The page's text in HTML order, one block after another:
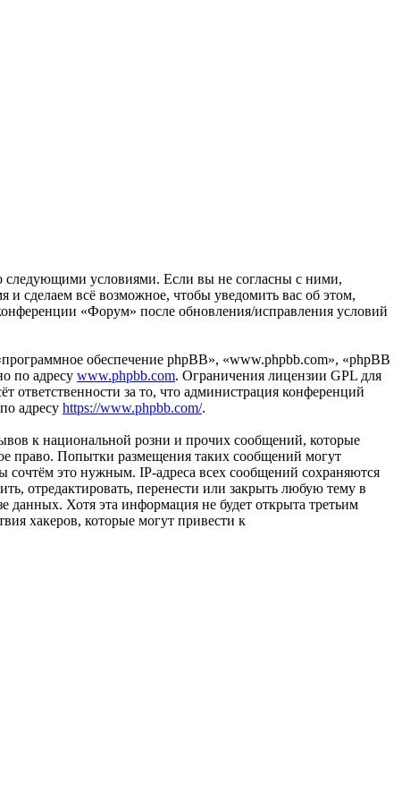
следующими условиями. Если вы не согласны с ними,
сделаем всё возможное, чтобы уведомить вас об этом,
«Форум» после обновления/исправления условий
обеспечение phpBB», «www.phpbb.com», «phpBB
по адресу www.phpbb.com. Ограничения лицензии GPL для
ответственности за то, что администрация конференций
адресу https://www.phpbb.com/.
к национальной розни и прочих сообщений, которые
право. Попытки размещения таких сообщений могут
это нужным. IP-адреса всех сообщений сохраняются
отредактировать, перенести или закрыть любую тему в
данных. Хотя эта информация не будет открыта третьим
хакеров, которые могут привести к